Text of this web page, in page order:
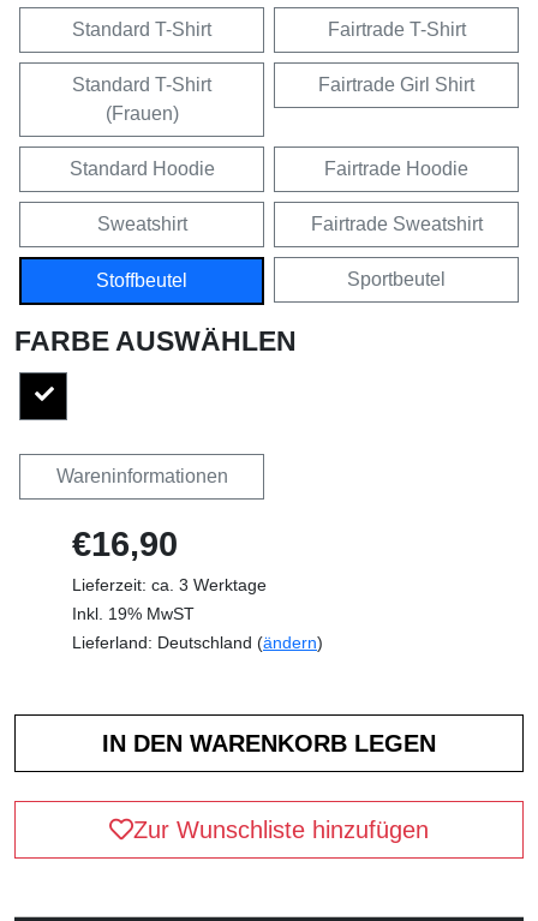
Standard T-Shirt Fairtrade T-Shirt
Standard T-Shirt
(Frauen)
Fairtrade Girl Shirt
Standard Hoodie Fairtrade Hoodie
Sweatshirt Fairtrade Sweatshirt
Stoffbeutel Sportbeutel
FARBE AUSWÄHLEN
Wareninformationen
€16,90
Lieferzeit: ca. 3 Werktage
Inkl. 19% MwST
Lieferland: Deutschland (ändern)
Zur Wunschliste hinzufügen